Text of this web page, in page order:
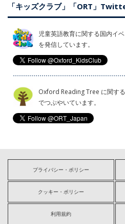
「キッズクラブ」「ORT」
児童英語教育に関する国内イ
を発信しています。
Oxford Reading Tree に関す
でつぶやいています。
プライバシー・ポリシー
クッキー・ポリシー
利用規約